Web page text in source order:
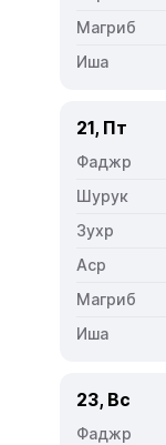
21, Пт
23, Вс